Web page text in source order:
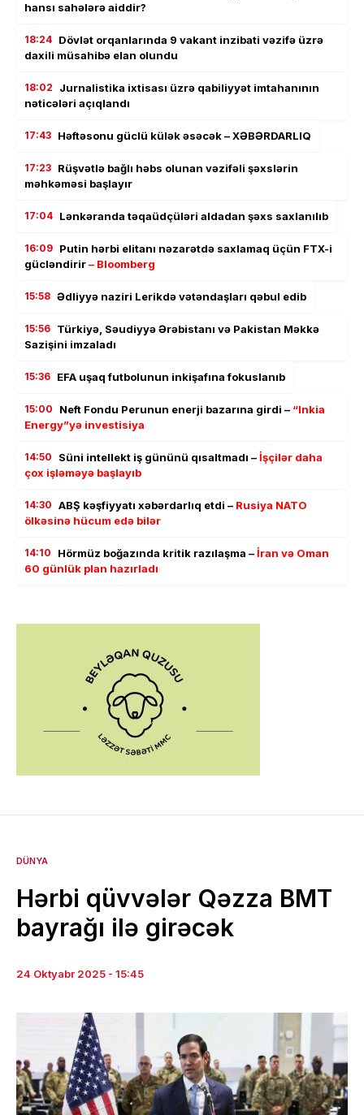
hansı sahələrə aiddir?
18:24 Dövlət orqanlarında 9 vakant inzibati vəzifə üzrə
daxili müsahibə elan olundu
18:02
Jurnalistika ixtisası üzrə qabiliyyət imtahanının
nəticələri açıqlandı
17:43 Həftəsonu güclü külək əsəcək – XƏBƏRDARLIQ
17:23 Rüşvətlə bağlı həbs olunan vəzifəli şəxslərin
məhkəməsi başlayır
17:04 Lənkəranda təqaüdçüləri aldadan şəxs saxlanılıb
16:09 Putin hərbi elitanı nəzarətdə saxlamaq üçün FTX-i
gücləndirir– Bloomberg
15:58 Ədliyyə naziri Lerikdə vətəndaşları qəbul edib
15:56 Türkiyə, Səudiyyə Ərəbistanı və Pakistan Məkkə
Sazişini imzaladı
15:36 EFA uşaq futbolunun inkişafına fokuslanıb
15:00 Neft Fondu Perunun enerji bazarına girdi – “Inkia
Energy”yə investisiya
14:50 Süni intellekt iş gününü qısaltmadı –İşçilər daha
çox işləməyə başlayıb
14:30 ABŞ kəşfiyyatı xəbərdarlıq etdi – Rusiya NATO
ölkəsinə hücum edə bilər
14:10 Hörmüz boğazında kritik razılaşma –İran və Oman
60 günlük plan hazırladı
DÜNYA
Hərbi qüvvələr Qəzza BMT
bayrağı ilə girəcək
24 Oktyabr 2025 - 15:45